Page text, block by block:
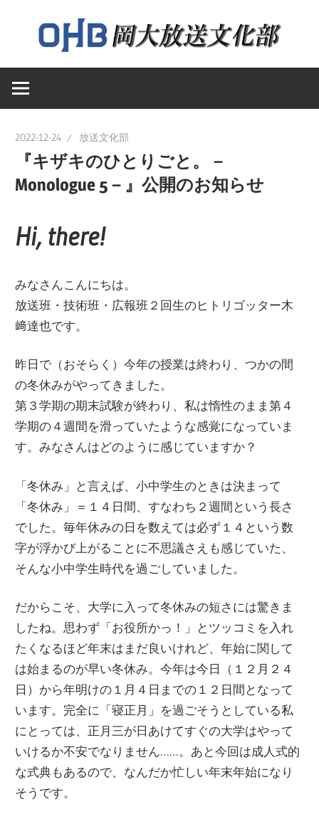
ン
へ
大
送
文
化
部
（OHB）
岡
大
送
文
化
の
ウ
ブ
ペ
ー
ジ
で
す
2022-12-24 放送文化部
『キザキのひとりごと。－
Monologue 5－』公開のお知らせ
Hi, there!
みなさんこんにちは。
放送班・技術班・広報班２回生のヒトリゴッター木
﨑達也です。
昨日で（おそらく）今年の授業は終わり、つかの間
の冬休みがやってきました。
第３学期の期末試験が終わり、私は惰性のまま第４
学期の４週間を滑っていたような感覚になっていま
す。みなさんはどのように感じていますか？
「冬休み」と言えば、小中学生のときは決まって
「冬休み」＝１４日間、すなわち２週間という長さ
でした。毎年休みの日を数えては必ず１４という数
字が浮かび上がることに不思議さえも感じていた、
そんな小中学生時代を過ごしていました。
だからこそ、大学に入って冬休みの短さには驚きま
したね。思わず「お役所かっ！」とツッコミを入れ
たくなるほど年末はまだ良いけれど、年始に関して
は始まるのが早い冬休み。今年は今日（１２月２４
日）から年明けの１月４日までの１２日間となって
います。完全に「寝正月」を過ごそうとしている私
にとっては、正月三が日あけてすぐの大学はやって
いけるか不安でなりません……。あと今回は成人式的
な式典もあるので、なんだか忙しい年末年始になり
そうです。